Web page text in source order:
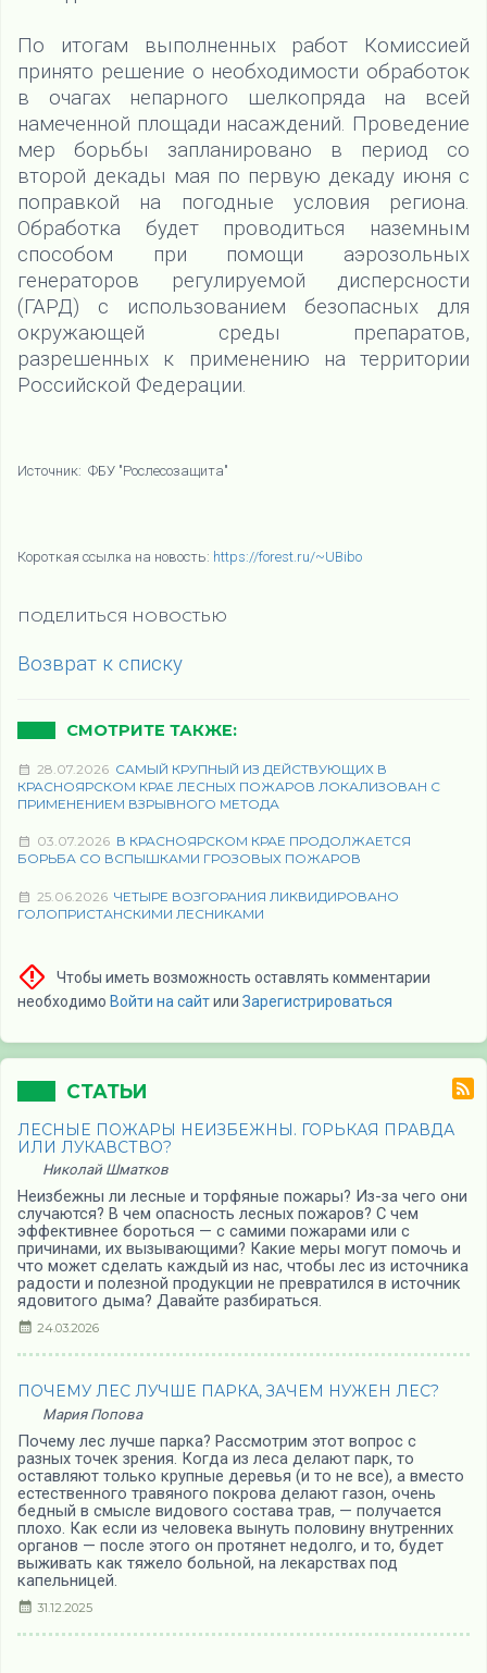
По итогам выполненных работ Комиссией
принято решение о необходимости обработок
в очагах непарного шелкопряда на всей
намеченной площади насаждений. Проведение
мер борьбы запланировано в период со
второй декады мая по первую декаду июня с
поправкой на погодные условия региона.
Обработка будет проводиться наземным
способом при помощи аэрозольных
генераторов регулируемой дисперсности
(ГАРД) с использованием безопасных для
окружающей среды препаратов,
разрешенных к применению на территории
Российской Федерации.
Источник: ФБУ "Рослесозащита"
Короткая ссылка на новость: https://forest.ru/~UBibo
ПОДЕЛИТЬСЯ НОВОСТЬЮ
Возврат к списку
СМОТРИТЕ ТАКЖЕ:
28.07.2026 САМЫЙ КРУПНЫЙ ИЗ ДЕЙСТВУЮЩИХ В
КРАСНОЯРСКОМ КРАЕ ЛЕСНЫХ ПОЖАРОВ ЛОКАЛИЗОВАН С
ПРИМЕНЕНИЕМ ВЗРЫВНОГО МЕТОДА
03.07.2026 В КРАСНОЯРСКОМ КРАЕ ПРОДОЛЖАЕТСЯ
БОРЬБА СО ВСПЫШКАМИ ГРОЗОВЫХ ПОЖАРОВ
25.06.2026 ЧЕТЫРЕ ВОЗГОРАНИЯ ЛИКВИДИРОВАНО
ГОЛОПРИСТАНСКИМИ ЛЕСНИКАМИ
Чтобы иметь возможность оставлять комментарии
необходимо Войти на сайтили Зарегистрироваться
СТАТЬИ
ЛЕСНЫЕ ПОЖАРЫ НЕИЗБЕЖНЫ. ГОРЬКАЯ ПРАВДА
ИЛИ ЛУКАВСТВО?
Николай Шматков
Неизбежны ли лесные и торфяные пожары? Из-за чего они
случаются? В чем опасность лесных пожаров? С чем
эффективнее бороться — с самими пожарами или с
причинами, их вызывающими? Какие меры могут помочь и
что может сделать каждый из нас, чтобы лес из источника
радости и полезной продукции не превратился в источник
ядовитого дыма? Давайте разбираться.
24.03.2026
ПОЧЕМУ ЛЕС ЛУЧШЕ ПАРКА, ЗАЧЕМ НУЖЕН ЛЕС?
Мария Попова
Почему лес лучше парка? Рассмотрим этот вопрос с
разных точек зрения. Когда из леса делают парк, то
оставляют только крупные деревья (и то не все), а вместо
естественного травяного покрова делают газон, очень
бедный в смысле видового состава трав, — получается
плохо. Как если из человека вынуть половину внутренних
органов — после этого он протянет недолго, и то, будет
выживать как тяжело больной, на лекарствах под
капельницей.
31.12.2025